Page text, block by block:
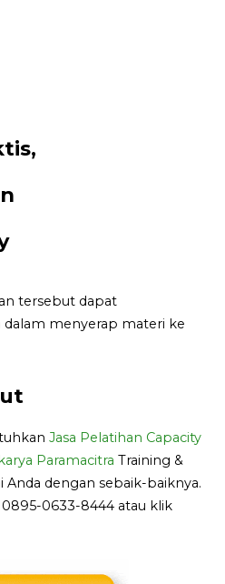
tersebut dapat
menyerap materi ke
Jasa Pelatihan Capacity
Paramacitra Training &
Anda dengan sebaik-baiknya.
0633-8444 atau klik